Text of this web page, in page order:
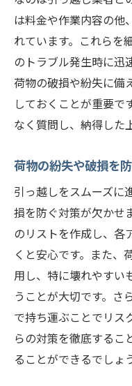
は料金や作業内容の他
れています。これらを
のトラブル発生時に迅
荷物の破損や紛失に備
しておくことが重要で
なく質問し、納得した
荷物の紛失や破損を
引っ越しをスムーズに
損を防ぐ対策が欠かせ
のリストを作成し、各
くと安心です。また、
用し、特に壊れやすい
うことが大切です。さ
で持ち運ぶことでリス
らの対策を徹底するこ
ることができるでしょ